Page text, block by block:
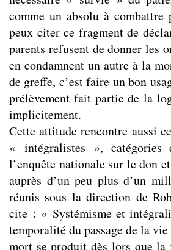
comme un absolu à
peux citer ce fragment de
parents refusent de donner les
en condamnent un autre à la
de greffe, c’est faire un bon
prélèvement fait partie de la
implicitement.
Cette attitude rencontre aussi
« intégralistes », catégories
l’enquête nationale sur le don
auprès d’un peu plus d’un
réunis sous la direction de
cite : « Systémisme et
temporalité du passage de la
mort se produit dès lors que